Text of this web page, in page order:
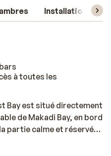
Installations
à toutes les
Bay est situé directement
de Makadi Bay, en bord
partie calme et réservée
Arabesque. Tu y